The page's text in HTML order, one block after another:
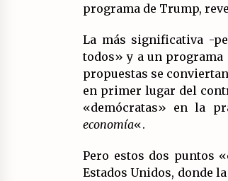
programa de Trump,
La más significativa -
todos» y a un programa
propuestas se
en primer lugar del
«demócratas» en la
economía«.
Pero estos dos puntos
Estados Unidos, donde